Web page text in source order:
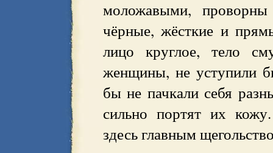
моложавыми,
чёрные, жёсткие и
лицо круглое, тело
женщины, не уступили
бы не пачкали себя
сильно портят их
здесь главным